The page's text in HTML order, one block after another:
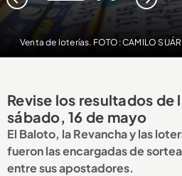
Venta de loterías. FOTO: CAMILO
Revise los resultados de
sábado, 16 de mayo
El Baloto, la Revancha y las
fueron las encargadas de
entre sus apostadores.